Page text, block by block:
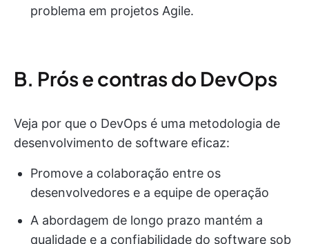
problema em projetos Agile.
B. Prós e contras do DevOps
Veja por que o DevOps é uma metodologia de
desenvolvimento de software eficaz:
Promove a colaboração entre os
desenvolvedores e a equipe de operação
A abordagem de longo prazo mantém a
qualidade e a confiabilidade do software sob